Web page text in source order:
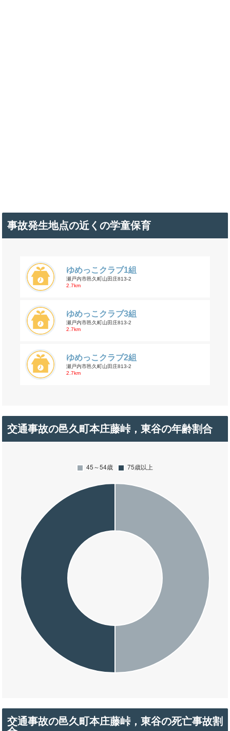
事故発生地点の近くの学童保育
ゆめっこクラブ1組
瀬戸内市邑久町山田庄813-2
2.7km
ゆめっこクラブ3組
瀬戸内市邑久町山田庄813-2
2.7km
ゆめっこクラブ2組
瀬戸内市邑久町山田庄813-2
2.7km
交通事故の邑久町本庄藤峠，東谷の年齢割合
交通事故の邑久町本庄藤峠，東谷の死亡事故割